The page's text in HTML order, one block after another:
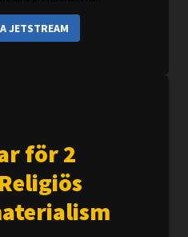
JETSTREAM
för 2